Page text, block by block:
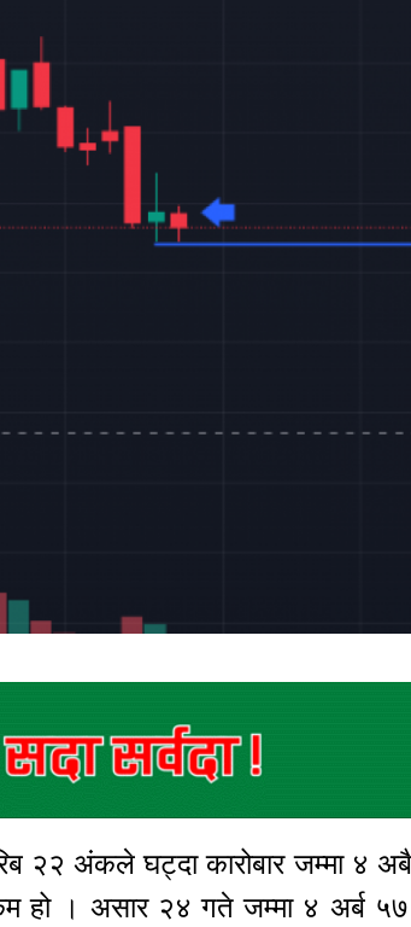
२२ अंकले घट्दा कारोबार जम्मा ४
हो । असार २४ गते जम्मा ४ अर्ब